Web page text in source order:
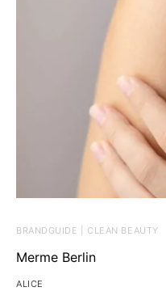
BRANDGUIDE | CLEAN BEAUTY
Merme Berlin
ALICE